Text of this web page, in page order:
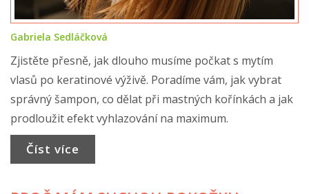
Gabriela Sedláčková
Zjistěte přesně, jak dlouho musíme počkat s mytím
vlasů po keratinové výživě. Poradíme vám, jak vybrat
správný šampon, co dělat při mastných kořínkách a jak
prodloužit efekt vyhlazování na maximum.
Číst více